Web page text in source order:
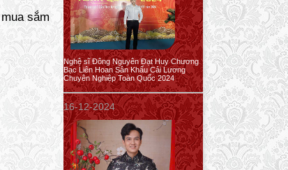
sắm
Nghệ sĩ Đông Nguyên Đạt Huy Chương
Bạc Liên Hoan Sân Khấu Cải Lương
Chuyên Nghiệp Toàn Quốc 2024
16-12-2024